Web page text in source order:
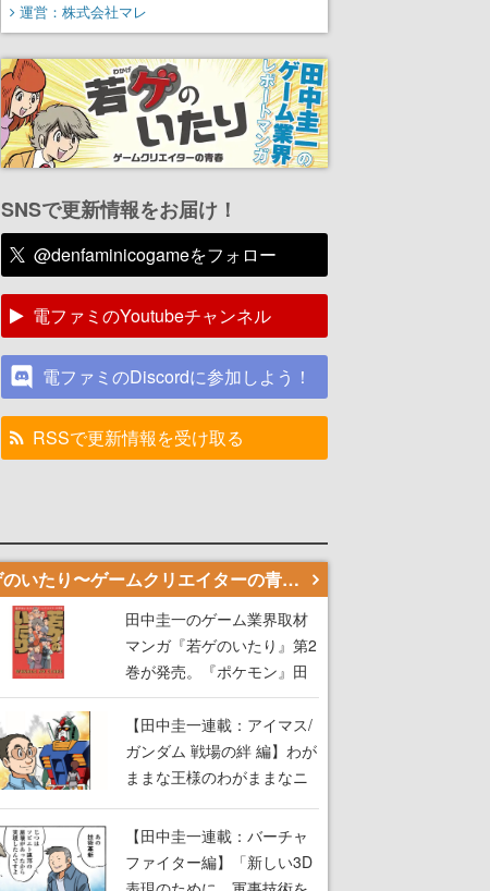
運営：株式会社マレ
SNSで更新情報をお届け！
@denfaminicogameをフォロー
電ファミのYoutubeチャンネル
電ファミのDiscordに参加しよう！
RSSで更新情報を受け取る
若ゲのいたり〜ゲームクリエイターの青春〜
田中圭一のゲーム業界取材
マンガ『若ゲのいたり』第2
巻が発売。『ポケモン』田
尻智さん、『ゼビウス』遠
藤雅伸さんらの貴重なエピ
ソードを収録
【田中圭一連載：アイマス/
ガンダム 戦場の絆 編】わが
ままな王様のわがままなニ
ーズを満たす！──小山順一
朗が貫く姿勢に、ゲームク
リエイターとしての矜持を
見た【若ゲのいたり最終
【田中圭一連載：バーチャ
ファイター編】「新しい3D